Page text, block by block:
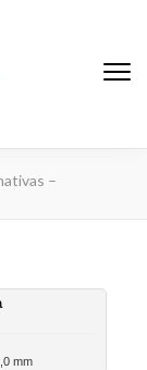
–
mm